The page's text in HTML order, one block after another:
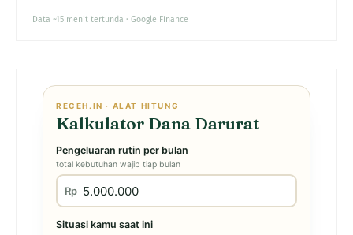
Data ~15 menit tertunda · Google Finance
RECEH.IN · ALAT HITUNG
Kalkulator Dana Darurat
Pengeluaran rutin per bulan
total kebutuhan wajib tiap bulan
Rp
Situasi kamu saat ini